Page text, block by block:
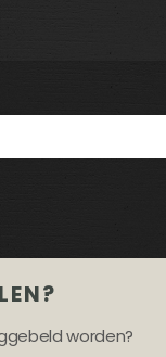
worden?